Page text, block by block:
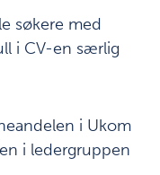
søkere med
i CV-en særlig
i Ukom
i ledergruppen